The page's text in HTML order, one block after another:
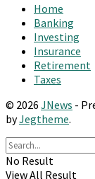
Home
Banking
Investing
Insurance
Retirement
Taxes
© 2026 JNews -
byJegtheme.
No Result
View All Result